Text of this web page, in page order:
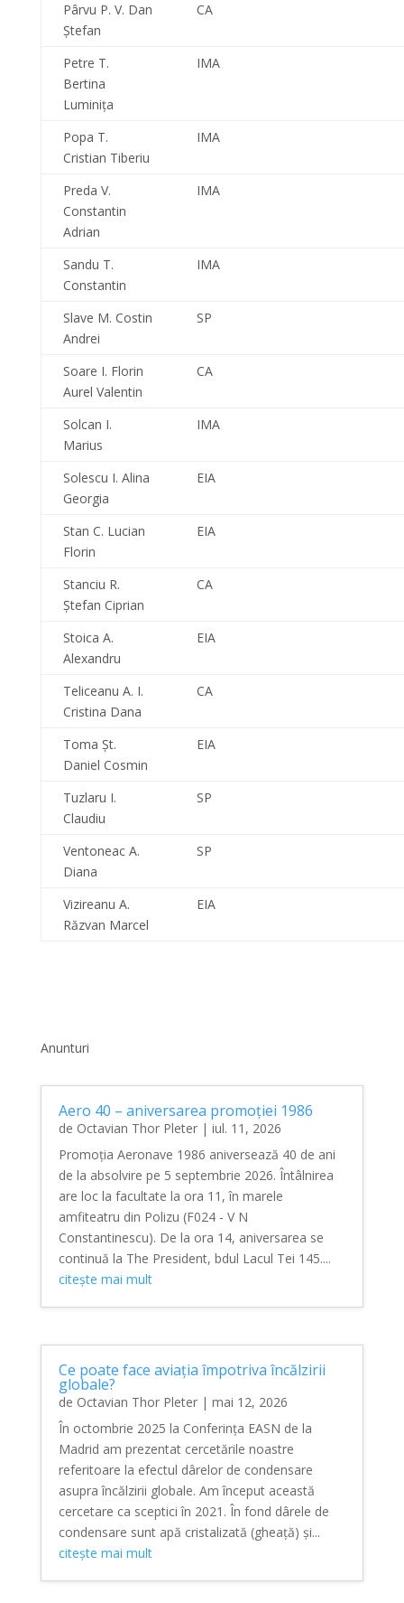
Pârvu P. V. Dan
Ştefan
CA
Petre T.
Bertina
Luminiţa
IMA
Popa T.
Cristian Tiberiu
IMA
Preda V.
Constantin
Adrian
IMA
Sandu T.
Constantin
IMA
Slave M. Costin
Andrei
SP
Soare I. Florin
Aurel Valentin
CA
Solcan I.
Marius
IMA
Solescu I. Alina
Georgia
EIA
Stan C. Lucian
Florin
EIA
Stanciu R.
Ştefan Ciprian
CA
Stoica A.
Alexandru
EIA
Teliceanu A. I.
Cristina Dana
CA
Toma Şt.
Daniel Cosmin
EIA
Tuzlaru I.
Claudiu
SP
Ventoneac A.
Diana
SP
Vizireanu A.
Răzvan Marcel
EIA
Anunturi
Aero 40 – aniversarea promoției 1986
de Octavian Thor Pleter| iul. 11, 2026
Promoția Aeronave 1986 aniversează 40 de ani
de la absolvire pe 5 septembrie 2026. Întâlnirea
are loc la facultate la ora 11, în marele
amfiteatru din Polizu (F024 - V N
Constantinescu). De la ora 14, aniversarea se
continuă la The President, bdul Lacul Tei 145....
citește mai mult
Ce poate face aviația împotriva încălzirii
globale?
de Octavian Thor Pleter| mai 12, 2026
În octombrie 2025 la Conferința EASN de la
Madrid am prezentat cercetările noastre
referitoare la efectul dârelor de condensare
asupra încălzirii globale. Am început această
cercetare ca sceptici în 2021. În fond dârele de
condensare sunt apă cristalizată (gheață) și...
citește mai mult